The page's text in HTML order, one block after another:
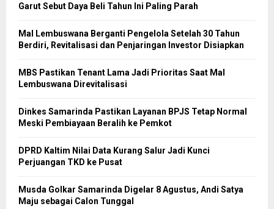
Garut Sebut Daya Beli Tahun Ini Paling Parah
Mal Lembuswana Berganti Pengelola Setelah 30 Tahun
Berdiri, Revitalisasi dan Penjaringan Investor Disiapkan
MBS Pastikan Tenant Lama Jadi Prioritas Saat Mal
Lembuswana Direvitalisasi
Dinkes Samarinda Pastikan Layanan BPJS Tetap Normal
Meski Pembiayaan Beralih ke Pemkot
DPRD Kaltim Nilai Data Kurang Salur Jadi Kunci
Perjuangan TKD ke Pusat
Musda Golkar Samarinda Digelar 8 Agustus, Andi Satya
Maju sebagai Calon Tunggal